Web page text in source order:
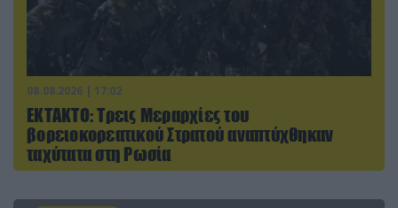
08.08.2026 | 17:02
ΕΚΤΑΚΤΟ: Τρεις Μεραρχίες του
βορειοκορεατικού Στρατού αναπτύχθηκαν
ταχύτατα στη Ρωσία